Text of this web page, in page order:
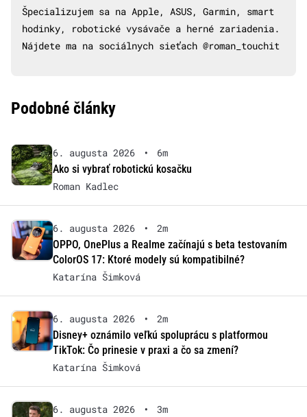
Špecializujem sa na Apple, ASUS, Garmin, smart
hodinky, robotické vysávače a herné zariadenia.
Nájdete ma na sociálnych sieťach @roman_touchit
Podobné články
6. augusta 2026 •
6m
Ako si vybrať robotickú kosačku
Roman Kadlec
6. augusta 2026 •
2m
OPPO, OnePlus a Realme začínajú s beta testovaním
ColorOS 17: Ktoré modely sú kompatibilné?
Katarína Šimková
6. augusta 2026 •
2m
Disney+ oznámilo veľkú spoluprácu s platformou
TikTok: Čo prinesie v praxi a čo sa zmení?
Katarína Šimková
6. augusta 2026 •
3m